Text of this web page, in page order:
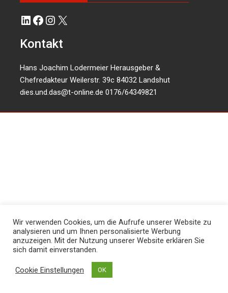
LinkedIn
Facebook
Instagram
X
Kontakt
Hans Joachim Lodermeier Herausgeber &
Chefredakteur Weilerstr. 39c 84032 Landshut
dies.und.das@t-online.de 0176/64349821
Wir verwenden Cookies, um die Aufrufe unserer Website zu
analysieren und um Ihnen personalisierte Werbung
anzuzeigen. Mit der Nutzung unserer Website erklären Sie
sich damit einverstanden.
Cookie Einstellungen OK